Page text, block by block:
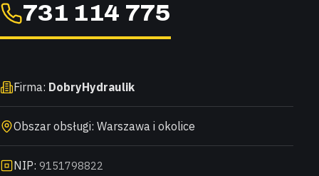
731 114 775
Firma: DobryHydraulik
Obszar obsługi: Warszawa i okolice
NIP: 9151798822